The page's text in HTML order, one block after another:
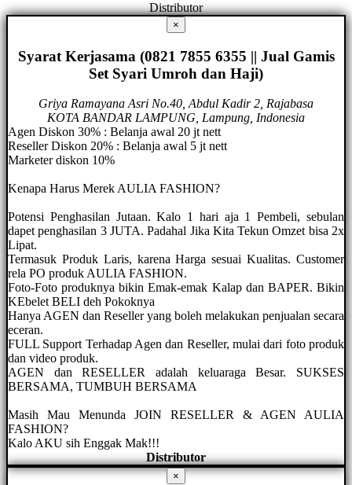
Distributor
×
Syarat Kerjasama (0821 7855 6355 || Jual Gamis
Set Syari Umroh dan Haji)
Griya Ramayana Asri No.40, Abdul Kadir 2, Rajabasa
KOTA BANDAR LAMPUNG, Lampung, Indonesia
Agen Diskon 30% : Belanja awal 20 jt nett
Reseller Diskon 20% : Belanja awal 5 jt nett
Marketer diskon 10%
Kenapa Harus Merek AULIA FASHION?
Potensi Penghasilan Jutaan. Kalo 1 hari aja 1 Pembeli, sebulan
dapet penghasilan 3 JUTA. Padahal Jika Kita Tekun Omzet bisa 2x
Lipat.
Termasuk Produk Laris, karena Harga sesuai Kualitas. Customer
rela PO produk AULIA FASHION.
Foto-Foto produknya bikin Emak-emak Kalap dan BAPER. Bikin
KEbelet BELI deh Pokoknya
Hanya AGEN dan Reseller yang boleh melakukan penjualan secara
eceran.
FULL Support Terhadap Agen dan Reseller, mulai dari foto produk
dan video produk.
AGEN dan RESELLER adalah keluaraga Besar. SUKSES
BERSAMA, TUMBUH BERSAMA
Masih Mau Menunda JOIN RESELLER & AGEN AULIA
FASHION?
Kalo AKU sih Enggak Mak!!!
Distributor
×